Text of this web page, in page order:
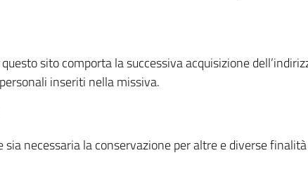
sito comporta la successiva acquisizione
inseriti nella missiva.
necessaria la conservazione per altre e diverse